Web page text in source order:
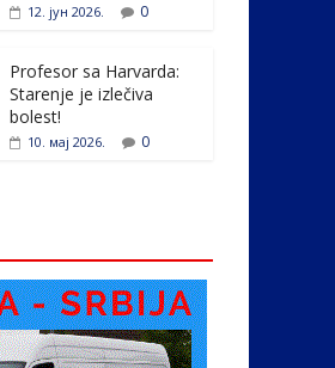
12. јун 2026. 0
Profesor sa Harvarda:
Starenje je izlečiva
bolest!
10. мај 2026. 0